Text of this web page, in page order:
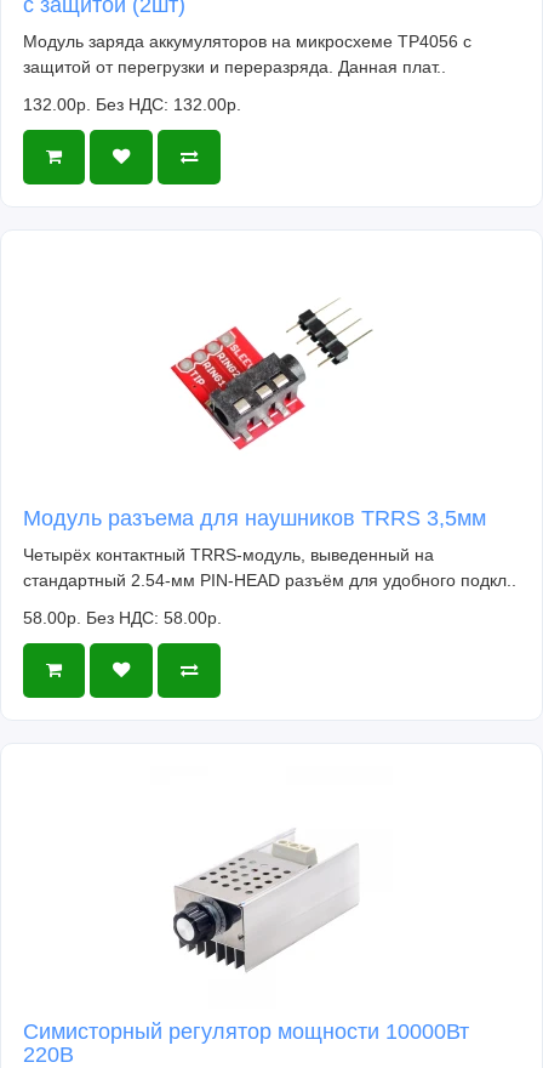
Модуль заряда аккумуляторов на микросхеме TP4056 с
защитой от перегрузки и переразряда. Данная плат..
132.00р. Без НДС: 132.00р.
Модуль разъема для наушников TRRS 3,5мм
Четырёх контактный TRRS-модуль, выведенный на
стандартный 2.54-мм PIN-HEAD разъём для удобного подкл..
58.00р. Без НДС: 58.00р.
Симисторный регулятор мощности 10000Вт
220В